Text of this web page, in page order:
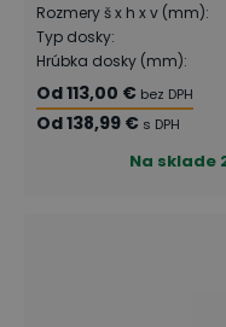
Rozmery š x h x v (mm):
Typ dosky:
Hrúbka dosky (mm):
Od113,00 € bez DPH
Od138,99 € s DPH
Na sklade